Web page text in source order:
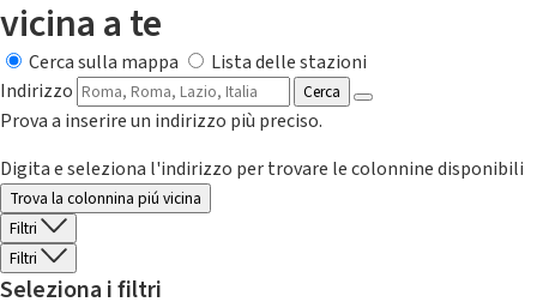
vicina a te
Cerca sulla mappa
Lista delle stazioni
Indirizzo
Cerca
Prova a inserire un indirizzo più preciso.
Digita e seleziona l'indirizzo per trovare le colonnine disponibili
Trova la colonnina piú vicina
Filtri
Filtri
Seleziona i filtri